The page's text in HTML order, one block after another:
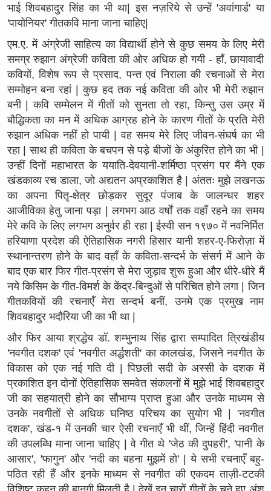
भाई शिवबहादुर सिंह का भी था| इस नज़रिये से उन्हें 'अवांगार्ड' या
'पायोनियर' गीतकवि माना जाना चाहिए|
एम.ए. में अंग्रेजी साहित्य का विद्यार्थी होने से कुछ समय के लिए मेरी
समग्र रुझान अंग्रेजी कविता की ओर अधिक हो गयी - हाँ, छायावादी
कवियों, विशेष रूप से प्रसाद, पन्त एवं निराला की रचनाओं से मेरा
सम्मोहन बना रहां | कुछ हद तक नई कविता की ओर भी मेरी रुझान
बनी | कवि सम्मेलन में गीतों को सुनता तो रहा, किन्तु उस उम्र में
बौद्धिकता का मन में अधिक आग्रह होने के कारण गीतों के प्रति मेरी
रुझान अधिक नहीं हो पायी | वह समय मेरे लिए जीवन-संघर्ष का भी
रहा | साथ ही कविता के बचपन से पड़े बीजों के अंकुरित होने का भी |
उन्हीं दिनों महाभारत के ययाति-देवयानी-शर्मिष्ठा प्रसंग पर मैंने एक
खंडकाव्य रच डाला, जो अद्यतन अप्रकाशित है | अंततः मुझे लखनऊ
का अपना पितृ-क्षेत्र छोड़कर सुदूर पंजाब के जालन्धर शहर
आजीविका हेतु जाना पड़ा | लगभग आठ वर्षों तक वहाँ रहने का समय
मेरे कवि के लिए लगभग अनुर्वर ही रहा | ईस्वी सन १९७० में नवनिर्मित
हरियाणा प्रदेश की ऐतिहासिक नगरी हिसार यानी शहर-ए-फिरोज़ा में
स्थानान्तरण होने के बाद वहाँ के कविता-सन्दर्भ के संसर्ग में आने के
बाद एक बार फिर गीत-प्रसंग से मेरा जुड़ाव शुरू हुआ और धीरे-धीरे मैं
नये किसिम के गीत-विमर्श के केंद्र-बिन्दुओं से परिचित होने लगा | जिन
गीतकवियों की रचनाएँ मेरा सन्दर्भ बनीं, उनमे एक प्रमुख नाम
शिवबहादुर भदौरिया जी का भी था |
और फिर आया श्रद्धेय डॉ. शम्भुनाथ सिंह द्वारा सम्पादित त्रिखंडीय
'नवगीत दशक' एवं 'नवगीत अर्द्धशती' का कालखंड, जिसने नवगीत के
विकास को एक नई गति दी | पिछली सदी के अस्सी के दशक में
प्रकाशित इन दोनों ऐतिहासिक समवेत संकलनों में मुझे भाई शिवबहादुर
जी का सहयात्री होने का सौभाग्य प्राप्त हुआ और उनके माध्यम से
उनके नवगीतों से अधिक घनिष्ठ परिचय का सुयोग भी | 'नवगीत
दशक', खंड-१ में उनकी चार ऐसी रचनाएँ भी थीं, जिन्हें हिंदी नवगीत
की उपलब्धि माना जाना चाहिए | वे गीत थे 'जेठ की दुपहरी', 'पानी के
आसार', 'फागुन' और 'नदी का बहना मुझमें हो' | ये सभी रचनाएँ बहु-
पठित रही हैं और इनके माध्यम से नवगीत की एकदम ताज़ी-टटकी